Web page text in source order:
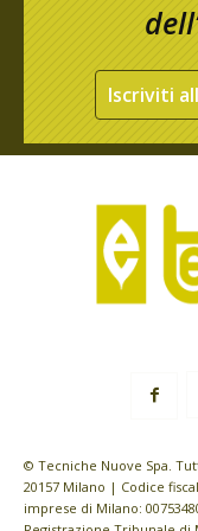
Iscriviti
© Tecniche Nuove Spa.
20157 Milano | Codice
imprese di Milano: